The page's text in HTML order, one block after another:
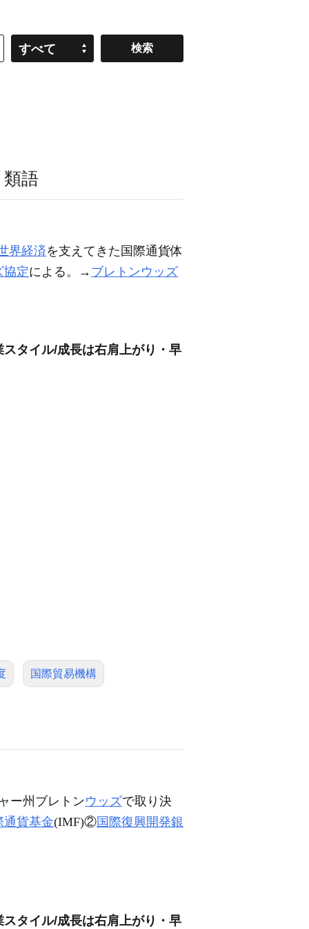
すべて
語
界経済を支えてきた国際通貨体
協定による。→ ブレトンウッズ
タイル/成長は右肩上がり・早
国際貿易機構
ー州ブレトンウッズで取り決
通貨基金(IMF)②国際復興開発銀
タイル/成長は右肩上がり・早